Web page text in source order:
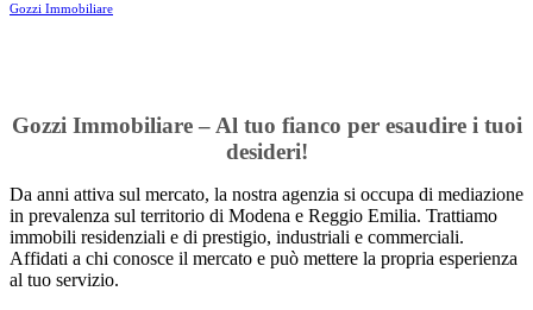
Gozzi Immobiliare
Gozzi Immobiliare – Al tuo fianco per esaudire i tuoi
desideri!
Da anni attiva sul mercato, la nostra agenzia si occupa di mediazione
in prevalenza sul territorio di Modena e Reggio Emilia. Trattiamo
immobili residenziali e di prestigio, industriali e commerciali.
Affidati a chi conosce il mercato e può mettere la propria esperienza
al tuo servizio.